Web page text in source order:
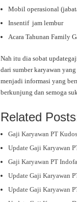
Mobil operasional
Insentif jam lembur
Acara Tahunan Family
Nah itu dia sobat
dari sumber karyawan
menjadi informasi yang
berkunjung dan semoga
Related
Gaji Karyawan PT
Update Gaji Karyawan
Gaji Karyawan PT
Update Gaji Karyawan
Update Gaji Karyawan